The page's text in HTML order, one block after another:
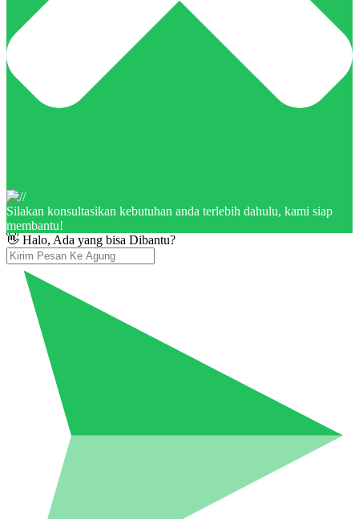
Silakan konsultasikan kebutuhan anda terlebih dahulu, kami siap
membantu!
👋 Halo, Ada yang bisa Dibantu?